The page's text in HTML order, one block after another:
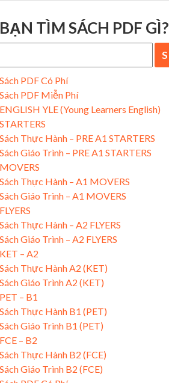
BẠN TÌM SÁCH PDF GÌ?
Sách PDF Có Phí
Sách PDF Miễn Phí
ENGLISH YLE (Young Learners English)
STARTERS
Sách Thực Hành – PRE A1 STARTERS
Sách Giáo Trình – PRE A1 STARTERS
MOVERS
Sách Thực Hành – A1 MOVERS
Sách Giáo Trình – A1 MOVERS
FLYERS
Sách Thực Hành – A2 FLYERS
Sách Giáo Trình – A2 FLYERS
KET – A2
Sách Thực Hành A2 (KET)
Sách Giáo Trình A2 (KET)
PET – B1
Sách Thực Hành B1 (PET)
Sách Giáo Trình B1 (PET)
FCE – B2
Sách Thực Hành B2 (FCE)
Sách Giáo Trình B2 (FCE)